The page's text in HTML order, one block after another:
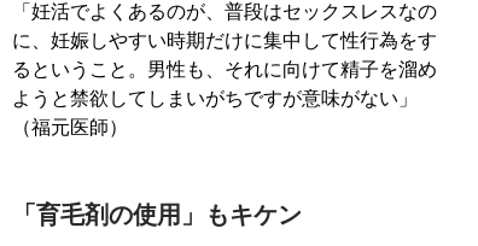
「妊活でよくあるのが、普段はセックスレスなの
に、妊娠しやすい時期だけに集中して性行為をす
るということ。男性も、それに向けて精子を溜め
ようと禁欲してしまいがちですが意味がない」
（福元医師）
「育毛剤の使用」もキケン